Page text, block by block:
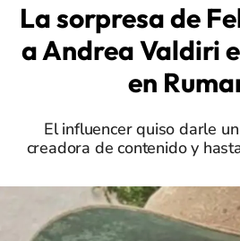
La sorpresa de
a Andrea Valdiri
en
El influencer quiso darle
creadora de contenido y